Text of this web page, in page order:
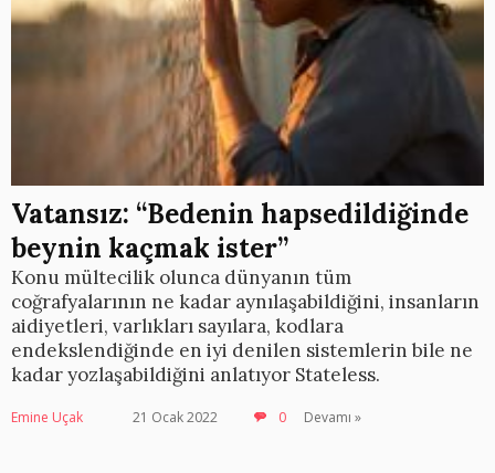
Vatansız: “Bedenin hapsedildiğinde
beynin kaçmak ister”
Konu mültecilik olunca dünyanın tüm
coğrafyalarının ne kadar aynılaşabildiğini, insanların
aidiyetleri, varlıkları sayılara, kodlara
endekslendiğinde en iyi denilen sistemlerin bile ne
kadar yozlaşabildiğini anlatıyor Stateless.
Emine Uçak 21 Ocak 2022 0 Devamı »